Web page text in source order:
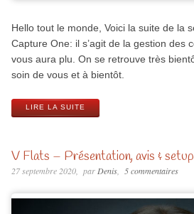
Hello tout le monde, Voici la suite de la
Capture One: il s’agit de la gestion des
vous aura plu. On se retrouve très
soin de vous et à bientôt.
LIRE LA SUITE
V Flats – Présentation, avis &
27 septembre 2020 parDenis 5 commentaires